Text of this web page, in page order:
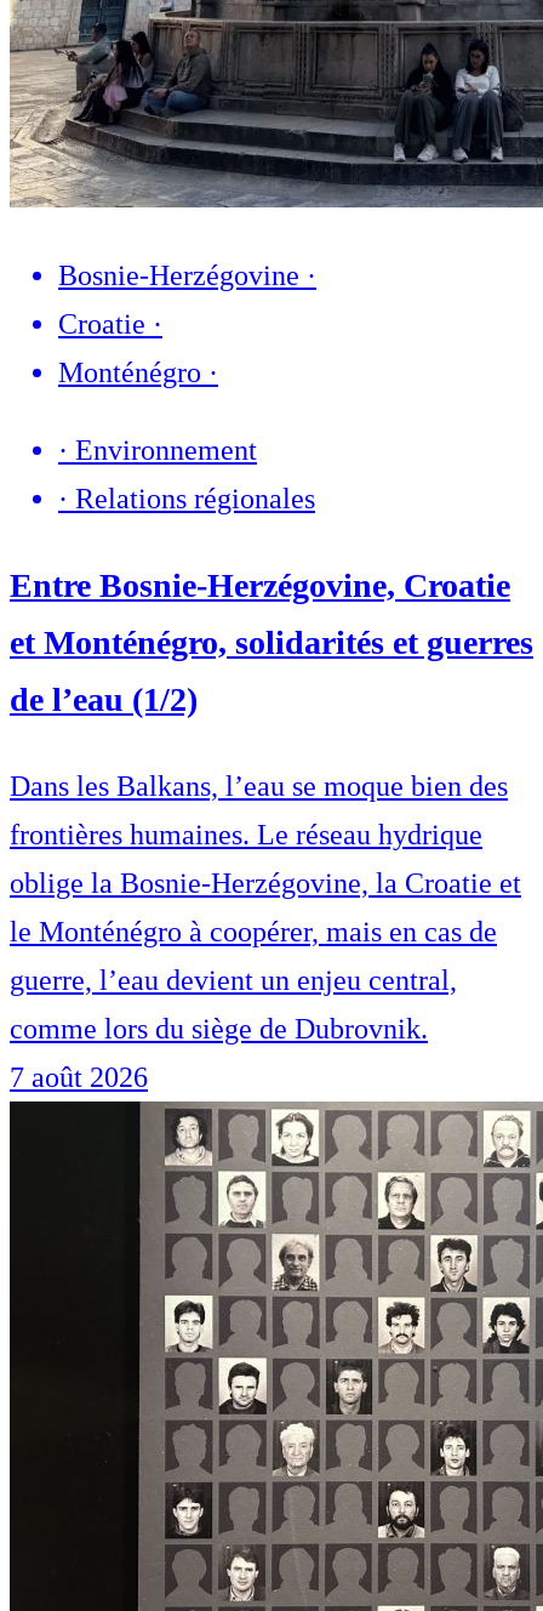
Bosnie-Herzégovine ·
Croatie ·
Monténégro ·
· Environnement
· Relations régionales
Entre Bosnie-Herzégovine, Croatie
et Monténégro, solidarités et guerres
de l’eau (1/2)
Dans les Balkans, l’eau se moque bien des
frontières humaines. Le réseau hydrique
oblige la Bosnie-Herzégovine, la Croatie et
le Monténégro à coopérer, mais en cas de
guerre, l’eau devient un enjeu central,
comme lors du siège de Dubrovnik.
7 août 2026